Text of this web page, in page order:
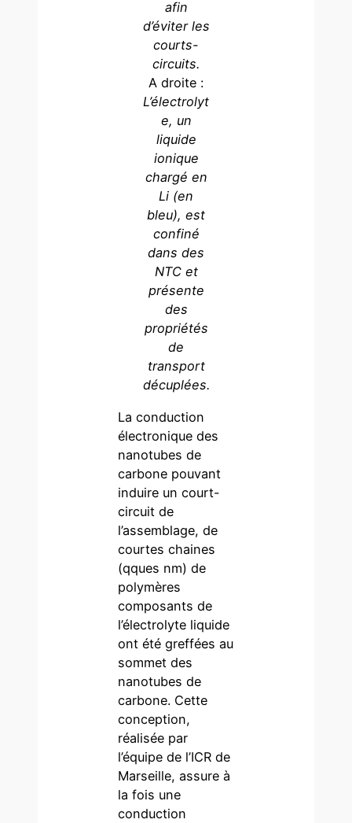
afin
d’éviter les
courts-
circuits.
A droite :
L’électrolyt
e, un
liquide
ionique
chargé en
Li (en
bleu), est
confiné
dans des
NTC et
présente
des
propriétés
de
transport
décuplées.
La conduction
électronique des
nanotubes de
carbone pouvant
induire un court-
circuit de
l’assemblage, de
courtes chaines
(qques nm) de
polymères
composants de
l’électrolyte liquide
ont été greffées au
sommet des
nanotubes de
carbone. Cette
conception,
réalisée par
l’équipe de l’ICR de
Marseille, assure à
la fois une
conduction